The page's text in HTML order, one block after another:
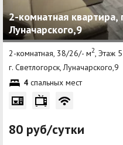
2-комнатная квартира,
Луначарского,9
2-комнатная, 38/26/- м2, Этаж
г. Светлогорск, Луначарского,9
4 спальных мест
80 руб/сутки